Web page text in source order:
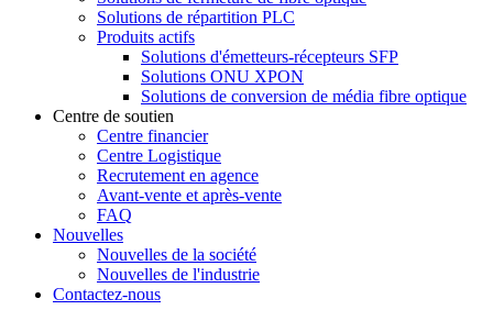
Solutions de répartition PLC
Produits actifs
Solutions d'émetteurs-récepteurs SFP
Solutions ONU XPON
Solutions de conversion de média fibre optique
Centre de soutien
Centre financier
Centre Logistique
Recrutement en agence
Avant-vente et après-vente
FAQ
Nouvelles
Nouvelles de la société
Nouvelles de l'industrie
Contactez-nous